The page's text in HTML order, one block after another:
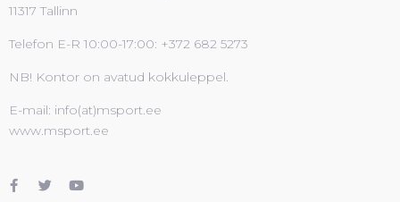
11317 Tallinn
Telefon E-R 10:00-17:00: +372 682 5273
NB! Kontor on avatud kokkuleppel.
E-mail: info(at)msport.ee
www.msport.ee